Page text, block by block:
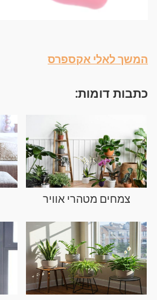
המשך לאלי אקספרס
כתבות דומות:
צמחים מטהרי אוויר